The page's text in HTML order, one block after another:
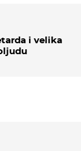
i velika